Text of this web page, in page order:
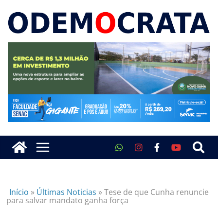
Início » Últimas Noticias »Tese de que Cunha renuncie
para salvar mandato ganha força